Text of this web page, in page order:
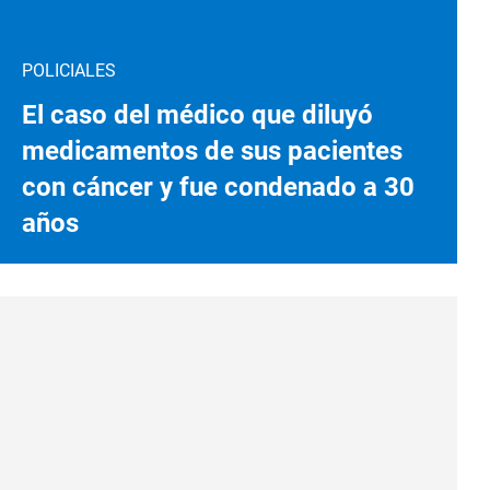
POLICIALES
El caso del médico que diluyó
medicamentos de sus pacientes
con cáncer y fue condenado a 30
años